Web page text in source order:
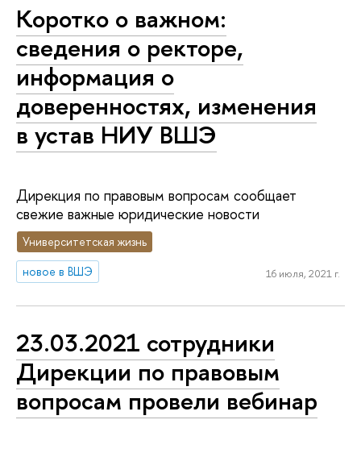
Коротко о важном:
сведения о ректоре,
информация о
доверенностях, изменения
в устав НИУ ВШЭ
Дирекция по правовым вопросам сообщает
свежие важные юридические новости
Университетская жизнь
новое в ВШЭ
16 июля, 2021 г.
23.03.2021 сотрудники
Дирекции по правовым
вопросам провели вебинар